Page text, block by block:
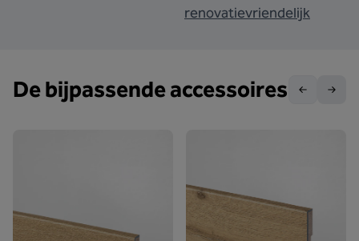
renovatievriendelijk
De bijpassende accessoires